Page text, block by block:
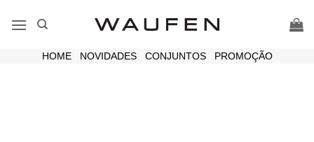
HOME| NOVIDADES| CONJUNTOS| PROMOÇÃO